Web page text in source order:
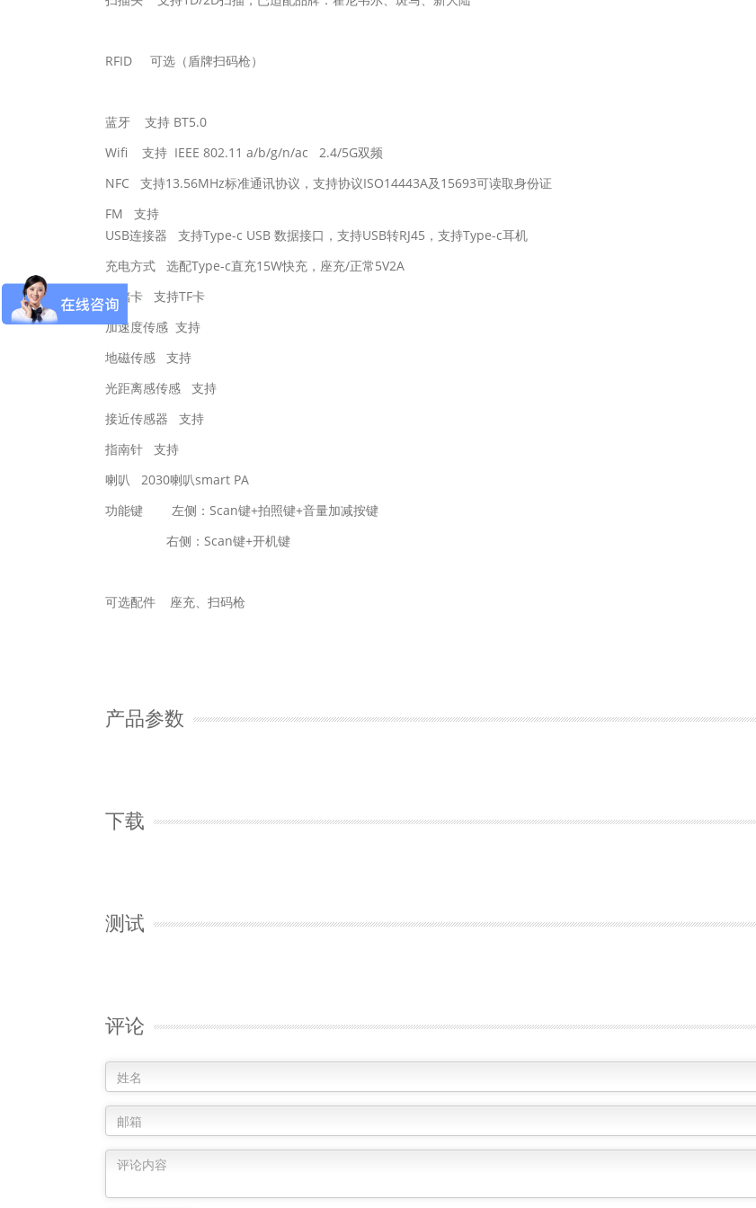
RFID 可选（盾牌扫码枪）
蓝牙 支持 BT5.0
Wifi 支持 IEEE 802.11 a/b/g/n/ac 2.4/5G双频
NFC 支持13.56MHz标准通讯协议，支持协议ISO14443A及15693可读取身份证
FM 支持
USB连接器 支持Type-c USB 数据接口，支持USB转RJ45，支持Type-c耳机
充电方式 选配Type-c直充15W快充，座充/正常5V2A
存储卡 支持TF卡
加速度传感 支持
地磁传感 支持
光距离感传感 支持
接近传感器 支持
指南针 支持
喇叭 2030喇叭smart PA
功能键 左侧：Scan键+拍照键+音量加减按键
右侧： Scan键+开机键
可选配件 座充、扫码枪
产品参数
下载
测试
评论